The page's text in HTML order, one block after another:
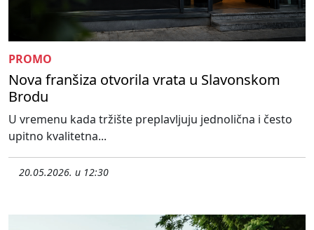
PROMO
Nova franšiza otvorila vrata u Slavonskom
Brodu
U vremenu kada tržište preplavljuju jednolična i često
upitno kvalitetna...
20.05.2026. u 12:30